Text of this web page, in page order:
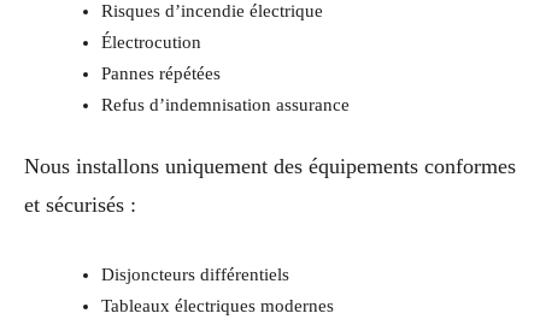
Risques d’incendie électrique
Électrocution
Pannes répétées
Refus d’indemnisation assurance
Nous installons uniquement des équipements conformes
et sécurisés :
Disjoncteurs différentiels
Tableaux électriques modernes